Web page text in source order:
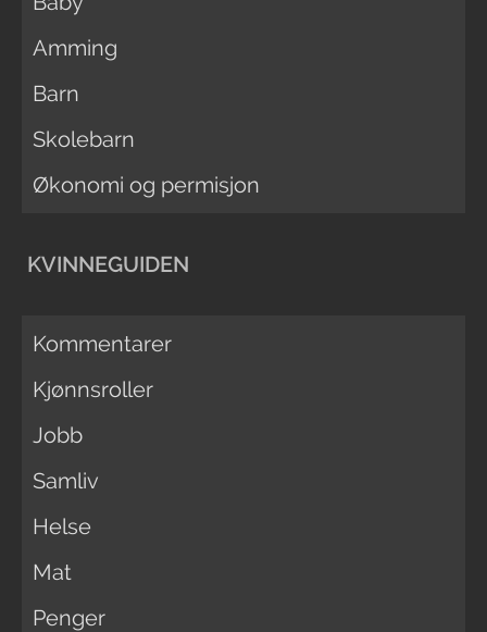
Amming
Barn
Skolebarn
Økonomi og permisjon
KVINNEGUIDEN
Kommentarer
Kjønnsroller
Jobb
Samliv
Helse
Mat
Penger